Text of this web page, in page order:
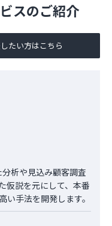
スのご紹介
たい方はこちら
析や見込み顧客調査
仮説を元にして、本番
い手法を開発します。